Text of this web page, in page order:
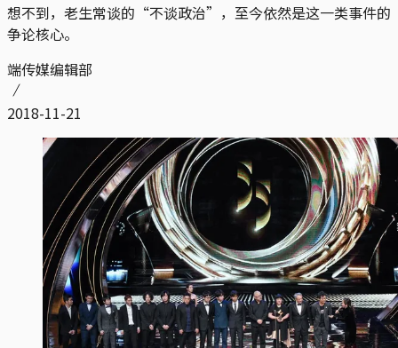
想不到，老生常谈的“不谈政治”，至今依然是这一类事件的
争论核心。
端传媒编辑部
2018-11-21